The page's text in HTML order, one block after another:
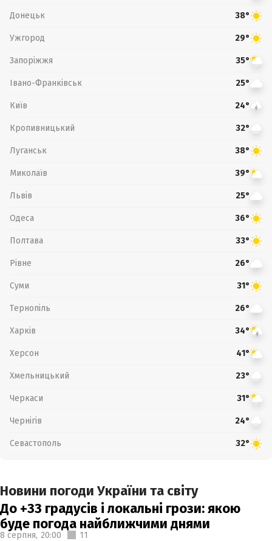
Донецьк 38°
Ужгород 29°
Запоріжжя 35°
Івано-Франківськ 25°
Київ 24°
Кропивницький 32°
Луганськ 38°
Миколаїв 39°
Львів 25°
Одеса 36°
Полтава 33°
Рівне 26°
Суми 31°
Тернопіль 26°
Харків 34°
Херсон 41°
Хмельницький 23°
Черкаси 31°
Чернігів 24°
Севастополь 32°
Новини погоди України та світу
До +33 градусів і локальні грози: якою
буде погода найближчими днями
8 серпня, 20:00 11